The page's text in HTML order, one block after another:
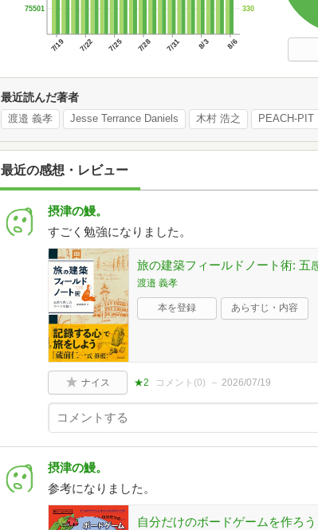
7/19 7/22 7/25 7/28 7/31 8/3 8/6
75501 330
最近読んだ著者
渡邉 義孝 Jesse Terrance Daniels 木村 浩之 PEACH-PIT
最近の感想・レビュー
摂津の鰻。
すごく勉強になりました。
旅の建築フィールドノート術: 五
渡邉 義孝
本を登録 あらすじ・内容
ナイス ★2 コメント(0) 2026/07/19
摂津の鰻。
参考になりました。
自分だけのボードゲームを作ろ